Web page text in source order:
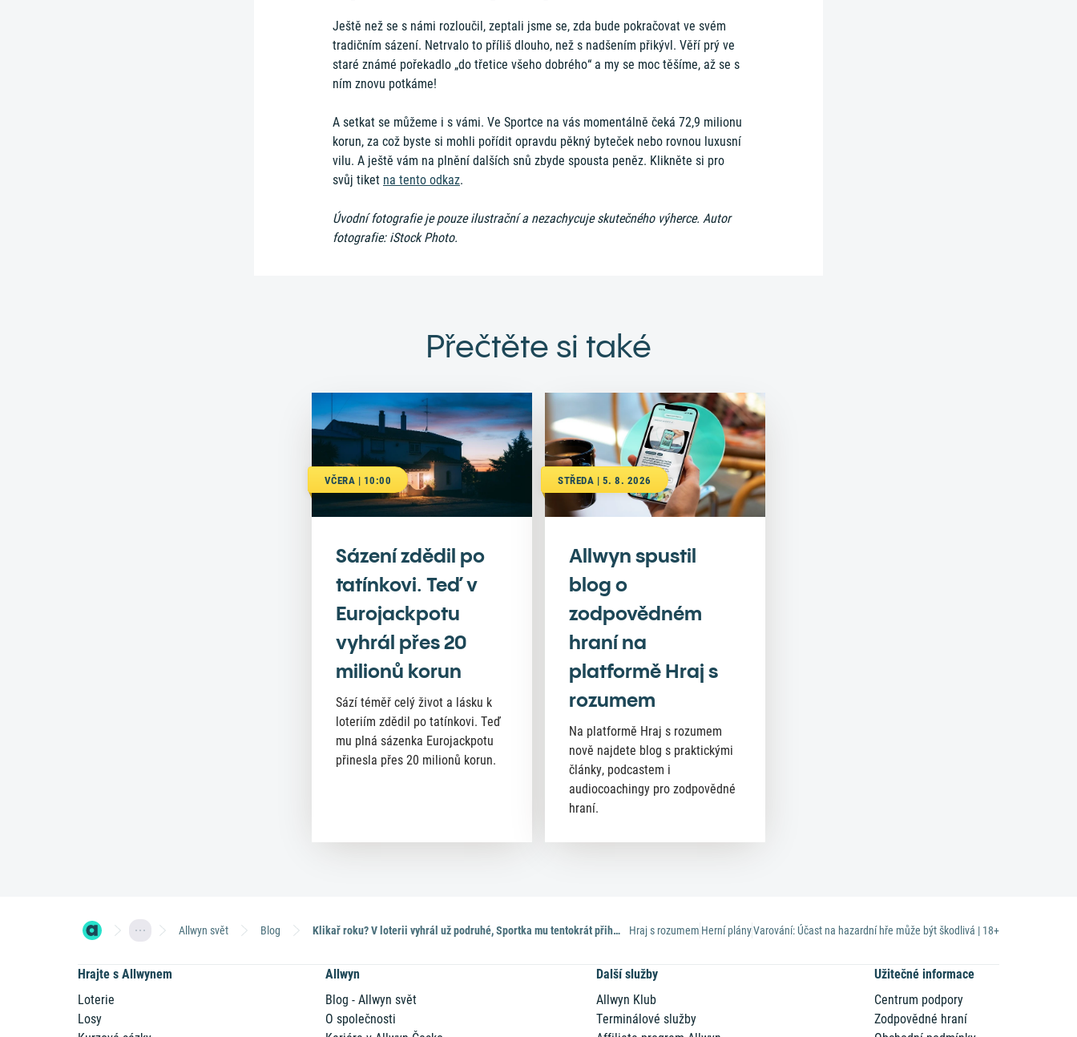
Ještě než se s námi rozloučil, zeptali jsme se, zda bude pokračovat ve svém
tradičním sázení. Netrvalo to příliš dlouho, než s nadšením přikývl. Věří prý ve
staré známé pořekadlo „do třetice všeho dobrého“ a my se moc těšíme, až se s
ním znovu potkáme!
A setkat se můžeme i s vámi. Ve Sportce na vás momentálně čeká 72,9 milionu
korun, za což byste si mohli pořídit opravdu pěkný byteček nebo rovnou luxusní
vilu. A ještě vám na plnění dalších snů zbyde spousta peněz. Klikněte si pro
svůj tiket na tento odkaz.
Úvodní fotografie je pouze ilustrační a nezachycuje skutečného výherce. Autor
fotografie: iStock Photo.
Přečtěte si také
VČERA | 10:00
Sázení zdědil po
tatínkovi. Teď v
Eurojackpotu
vyhrál přes 20
milionů korun
Sází téměř celý život a lásku k
loteriím zdědil po tatínkovi. Teď
mu plná sázenka Eurojackpotu
přinesla přes 20 milionů korun.
STŘEDA | 5. 8. 2026
Allwyn spustil
blog o
zodpovědném
hraní na
platformě Hraj s
rozumem
Na platformě Hraj s rozumem
nově najdete blog s praktickými
články, podcastem i
audiocoachingy pro zodpovědné
hraní.
Allwyn svět Blog Klikař roku? V loterii vyhrál už podruhé, Sportka mu tentokrát přihrála 4 miliony Hraj s rozumem Herní plányVarování: Účast na hazardní hře může být škodlivá | 18+
Hrajte s Allwynem
Loterie
Losy
Allwyn
Blog - Allwyn svět
O společnosti
Další služby
Allwyn Klub
Terminálové služby
Užitečné informace
Centrum podpory
Zodpovědné hraní